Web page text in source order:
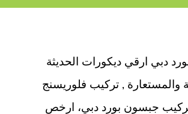
منجرة
دبي ارقي ديكورات الحديثة
والمستعارة , تركيب فلوريسنج
جبسون بورد دبي، ارخص